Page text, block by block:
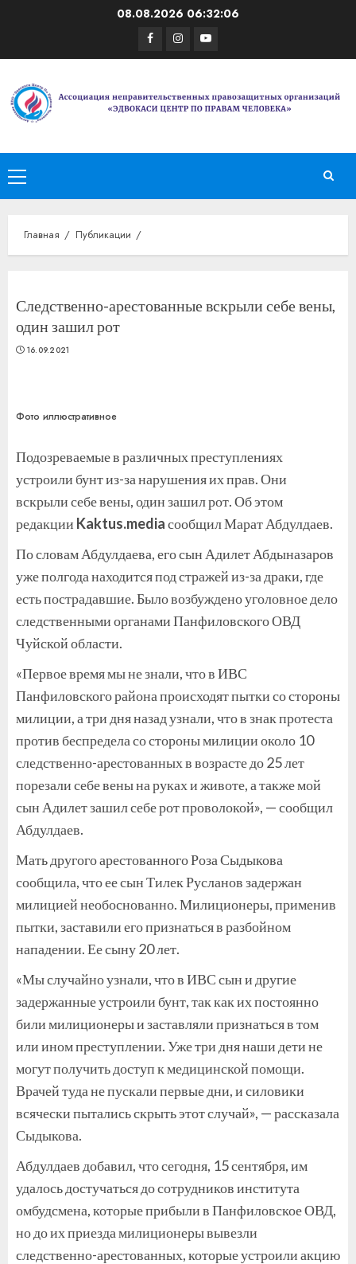
08.08.2026 06:32:06
Facebook
Instagram
Youtube
Основное
меню
Главная Публикации
Следственно-арестованные вскрыли себе вены,
один зашил рот
16.09.2021
Фото иллюстративное
Подозреваемые в различных преступлениях
устроили бунт из-за нарушения их прав. Они
вскрыли себе вены, один зашил рот. Об этом
редакции Kaktus.mediaсообщил Марат Абдулдаев.
По словам Абдулдаева, его сын Адилет Абдыназаров
уже полгода находится под стражей из-за драки, где
есть пострадавшие. Было возбуждено уголовное дело
следственными органами Панфиловского ОВД
Чуйской области.
«Первое время мы не знали, что в ИВС
Панфиловского района происходят пытки со стороны
милиции, а три дня назад узнали, что в знак протеста
против беспредела со стороны милиции около 10
следственно-арестованных в возрасте до 25 лет
порезали себе вены на руках и животе, а также мой
сын Адилет зашил себе рот проволокой», — сообщил
Абдулдаев.
Мать другого арестованного Роза Сыдыкова
сообщила, что ее сын Тилек Русланов задержан
милицией необоснованно. Милиционеры, применив
пытки, заставили его признаться в разбойном
нападении. Ее сыну 20 лет.
«Мы случайно узнали, что в ИВС сын и другие
задержанные устроили бунт, так как их постоянно
били милиционеры и заставляли признаться в том
или ином преступлении. Уже три дня наши дети не
могут получить доступ к медицинской помощи.
Врачей туда не пускали первые дни, и силовики
всячески пытались скрыть этот случай», — рассказала
Сыдыкова.
Абдулдаев добавил, что сегодня, 15 сентября, им
удалось достучаться до сотрудников института
омбудсмена, которые прибыли в Панфиловское ОВД,
но до их приезда милиционеры вывезли
следственно-арестованных, которые устроили акцию